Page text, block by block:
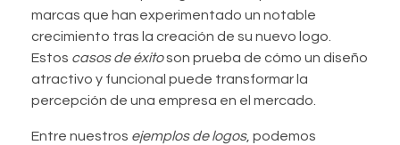
marcas que han experimentado un notable
crecimiento tras la creación de su nuevo logo.
Estos casos de éxitoson prueba de cómo un diseño
atractivo y funcional puede transformar la
percepción de una empresa en el mercado.
Entre nuestros ejemplos de logos, podemos